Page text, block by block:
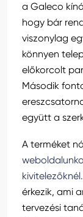
a Galeco
hogy bár
viszonylag
könnyen
előkorcolt
Második
együtt a
A terméket
kivitelezőknél.
érkezik, ami
tervezési